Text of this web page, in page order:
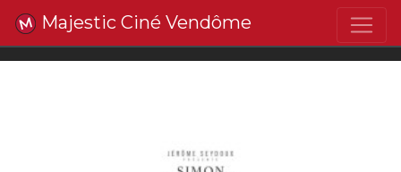
Majestic Ciné Vendôme